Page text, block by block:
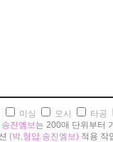
미싱 오시 타공
진엠보는 200매 단위부터
(박,형압.송진엠보) 적용 작